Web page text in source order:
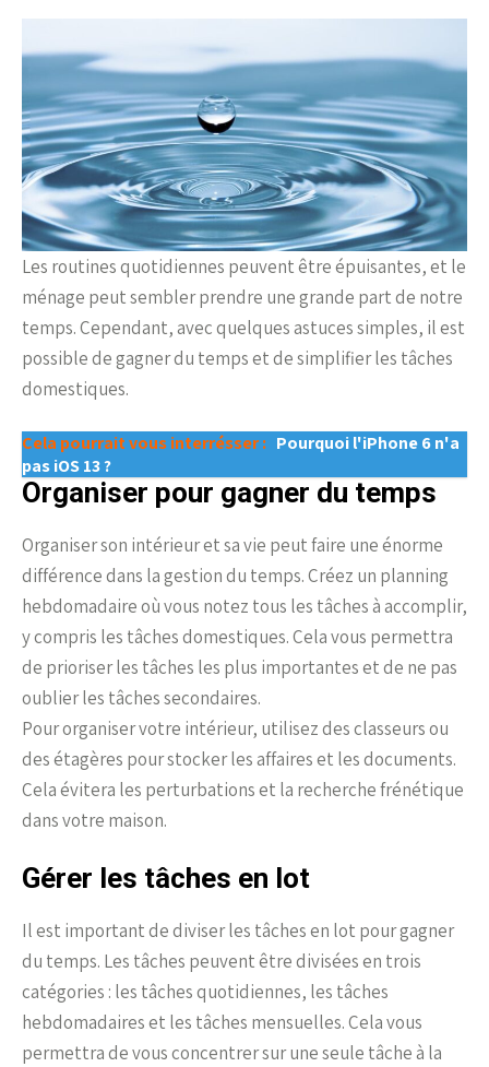
Les routines quotidiennes peuvent être épuisantes, et le
ménage peut sembler prendre une grande part de notre
temps. Cependant, avec quelques astuces simples, il est
possible de gagner du temps et de simplifier les tâches
domestiques.
Cela pourrait vous interrésser : Pourquoi l'iPhone 6 n'a
pas iOS 13 ?
Organiser pour gagner du temps
Organiser son intérieur et sa vie peut faire une énorme
différence dans la gestion du temps. Créez un planning
hebdomadaire où vous notez tous les tâches à accomplir,
y compris les tâches domestiques. Cela vous permettra
de prioriser les tâches les plus importantes et de ne pas
oublier les tâches secondaires.
Pour organiser votre intérieur, utilisez des classeurs ou
des étagères pour stocker les affaires et les documents.
Cela évitera les perturbations et la recherche frénétique
dans votre maison.
Gérer les tâches en lot
Il est important de diviser les tâches en lot pour gagner
du temps. Les tâches peuvent être divisées en trois
catégories : les tâches quotidiennes, les tâches
hebdomadaires et les tâches mensuelles. Cela vous
permettra de vous concentrer sur une seule tâche à la